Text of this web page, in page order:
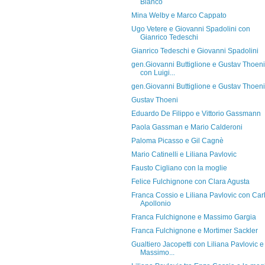
Bianco
Mina Welby e Marco Cappato
Ugo Vetere e Giovanni Spadolini con
Gianrico Tedeschi
Gianrico Tedeschi e Giovanni Spadolini
gen.Giovanni Buttiglione e Gustav Thoeni
con Luigi...
gen.Giovanni Buttiglione e Gustav Thoeni
Gustav Thoeni
Eduardo De Filippo e Vittorio Gassmann
Paola Gassman e Mario Calderoni
Paloma Picasso e Gil Cagnè
Mario Catinelli e Liliana Pavlovic
Fausto Cigliano con la moglie
Felice Fulchignone con Clara Agusta
Franca Cossio e Liliana Pavlovic con
Apollonio
Franca Fulchignone e Massimo Gargia
Franca Fulchignone e Mortimer Sackler
Gualtiero Jacopetti con Liliana Pavlovic e
Massimo...